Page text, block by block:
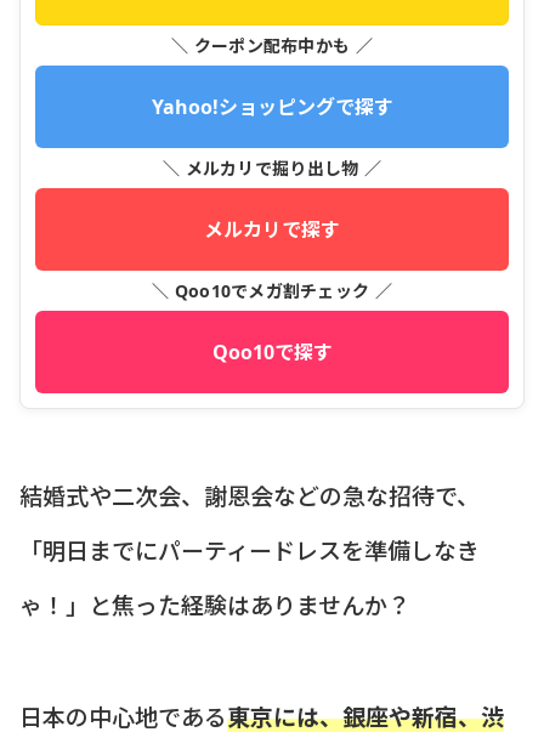
＼ クーポン配布中かも ／
Yahoo!ショッピングで探す
＼ メルカリで掘り出し物 ／
メルカリで探す
＼ Qoo10でメガ割チェック ／
Qoo10で探す
結婚式や二次会、謝恩会などの急な招待で、
「明日までにパーティードレスを準備しなき
ゃ！」と焦った経験はありませんか？
日本の中心地である東京には、銀座や新宿、渋